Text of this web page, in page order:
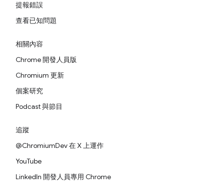
提報錯誤
查看已知問題
相關內容
Chrome 開發人員版
Chromium 更新
個案研究
Podcast 與節目
追蹤
@ChromiumDev 在 X 上運作
YouTube
LinkedIn 開發人員專用 Chrome